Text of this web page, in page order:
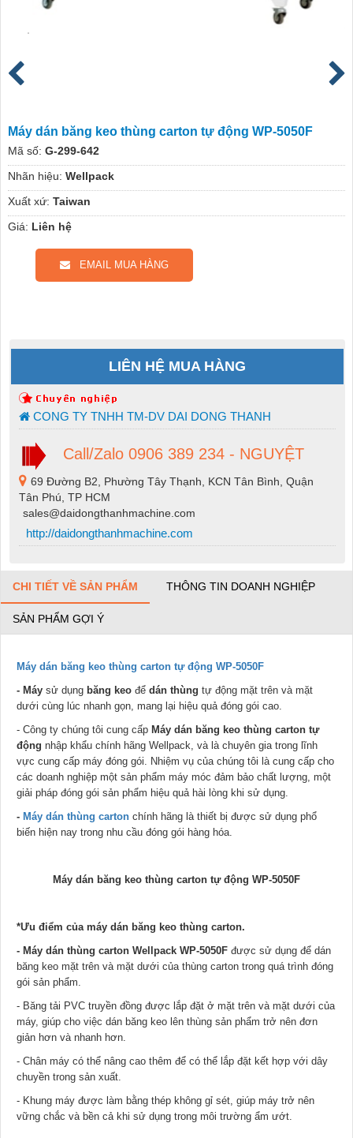
Máy dán băng keo thùng carton tự động WP-5050F
Mã số: G-299-642
Nhãn hiệu: Wellpack
Xuất xứ: Taiwan
Giá: Liên hệ
EMAIL MUA HÀNG
LIÊN HỆ MUA HÀNG
CONG TY TNHH TM-DV DAI DONG THANH
Call/Zalo 0906 389 234 - NGUYỆT
69 Đường B2, Phường Tây Thạnh, KCN Tân Bình, Quận
Tân Phú, TP HCM
sales@daidongthanhmachine.com
http://daidongthanhmachine.com
CHI TIẾT VỀ SẢN PHẨM THÔNG TIN DOANH NGHIỆP
SẢN PHẨM GỢI Ý
Máy dán băng keo thùng carton tự động WP-5050F
- Máy sử dụng băng keo để dán thùng tự động mặt trên và mặt
dưới cùng lúc nhanh gọn, mang lại hiệu quả đóng gói cao.
- Công ty chúng tôi cung cấp Máy dán băng keo thùng carton tự
động nhập khẩu chính hãng Wellpack, và là chuyên gia trong lĩnh
vực cung cấp máy đóng gói. Nhiệm vụ của chúng tôi là cung cấp cho
các doanh nghiệp một sản phẩm máy móc đảm bảo chất lượng, một
giải pháp đóng gói sản phẩm hiệu quả hài lòng khi sử dụng.
- Máy dán thùng carton chính hãng là thiết bị được sử dụng phổ
biến hiện nay trong nhu cầu đóng gói hàng hóa.
Máy dán băng keo thùng carton tự động WP-5050F
*Ưu điểm của máy dán băng keo thùng carton.
- Máy dán thùng carton Wellpack WP-5050F được sử dụng để dán
băng keo mặt trên và mặt dưới của thùng carton trong quá trình đóng
gói sản phẩm.
- Băng tải PVC truyền đồng được lắp đặt ở mặt trên và mặt dưới của
máy, giúp cho việc dán băng keo lên thùng sản phẩm trở nên đơn
giản hơn và nhanh hơn.
- Chân máy có thể nâng cao thêm để có thể lắp đặt kết hợp với dây
chuyền trong sản xuất.
- Khung máy được làm bằng thép không gỉ sét, giúp máy trở nên
vững chắc và bền cả khi sử dụng trong môi trường ẩm ướt.